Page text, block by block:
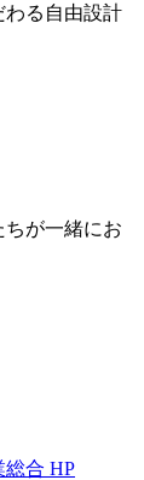
わる自由設計
が一緒にお
合 HP